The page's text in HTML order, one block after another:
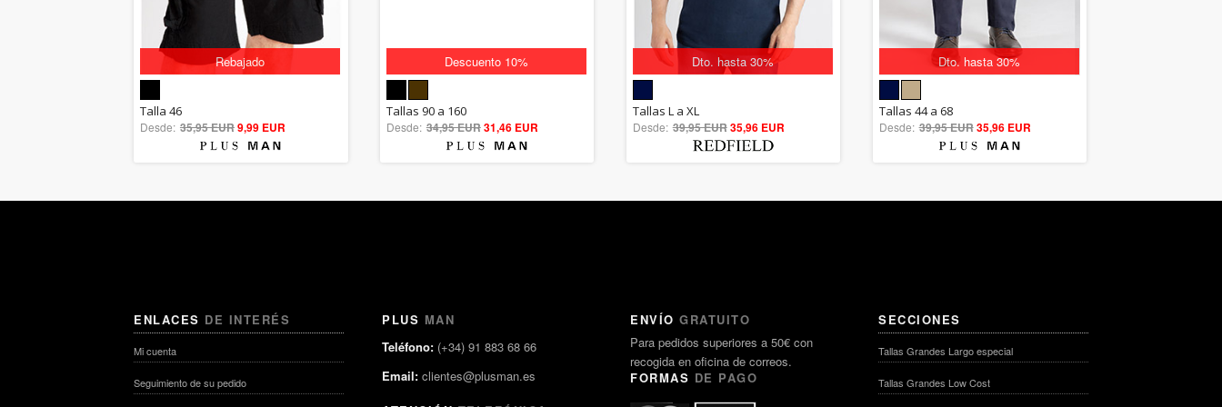
Rebajado
out of 5
Talla 46
Desde: 35,95 EUR9,99 EUR
Descuento 10%
5.00
out of 5
Tallas 90 a 160
Desde: 34,95 EUR31,46 EUR
Dto. hasta 30%
out of 5
Tallas L a XL
Desde: 39,95 EUR35,96 EUR
Dto. hasta 30%
5.00
out of 5
Tallas 44 a 68
Desde: 39,95 EUR35,96 EUR
ENLACES DE INTERÉS
Mi cuenta
Seguimiento de su pedido
PLUS MAN
Teléfono: (+34) 91 883 68 66
Email: clientes@plusman.es
ENVÍO GRATUITO
Para pedidos superiores a 50€ con
recogida en oficina de correos.
FORMAS DE PAGO
SECCIONES
Tallas Grandes Largo especial
Tallas Grandes Low Cost